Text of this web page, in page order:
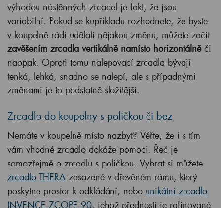
výhodou nástěnných zrcadel je fakt, že jsou
variabilní. Pokud se kupříkladu rozhodnete, že byste
v koupelně rádi udělali nějakou změnu, můžete začít
zavěšením zrcadla vertikálně namísto horizontálněči
naopak. Oproti tomu nalepovací zrcadla bývají
tenká, lehká, snadno se nalepí, ale s případnými
změnami je to podstatně složitější.
Zrcadlo do koupelny s poličkou či bez
Nemáte v koupelně místo nazbyt? Věřte, že i s tím
vám vhodné zrcadlo dokáže pomoci. Řeč je
samozřejmě o zrcadlu s poličkou. Vybrat si můžete
zrcadlo THERA zasazené v dřevěném rámu, který
poskytne prostor k odkládání, nebo unikátní zrcadlo
INVENCE ZCOPE 90, jehož předností je rafinované